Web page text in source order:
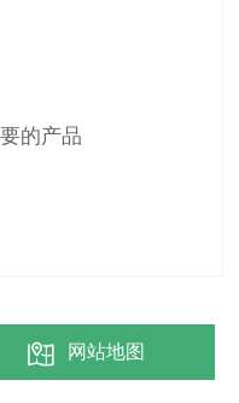
的产品
网站地图